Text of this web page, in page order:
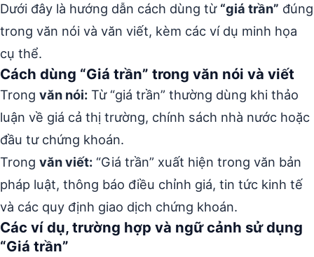
Dưới đây là hướng dẫn cách dùng từ “giá trần” đúng
trong văn nói và văn viết, kèm các ví dụ minh họa
cụ thể.
Cách dùng “Giá trần” trong văn nói và viết
Trong văn nói: Từ “giá trần” thường dùng khi thảo
luận về giá cả thị trường, chính sách nhà nước hoặc
đầu tư chứng khoán.
Trong văn viết: “Giá trần” xuất hiện trong văn bản
pháp luật, thông báo điều chỉnh giá, tin tức kinh tế
và các quy định giao dịch chứng khoán.
Các ví dụ, trường hợp và ngữ cảnh sử dụng
“Giá trần”